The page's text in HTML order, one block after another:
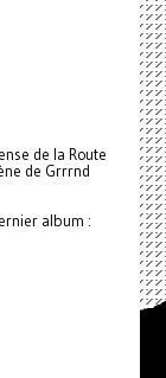
de la Route
de Grrrnd
album :